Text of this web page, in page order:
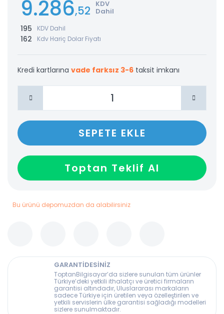
9.286,52 KDV
Dahil
195 KDV Dahil
162 Kdv Hariç Dolar Fiyatı
Kredi kartlarına vade farksız 3-6 taksit imkanı
SEPETE EKLE
Toptan Teklif Al
Bu ürünü depomuzdan da alabilirsiniz
GARANTİDESİNİZ
ToptanBilgisayar’da sizlere sunulan tüm ürünler
Türkiye’deki yetkili ithalatçı ve üretici firmaların
garantisi altındadır, Uluslararası markaların
sadece Türkiye için üretilen veya özelleştirilen ve
yetkili servislerin ülke garantisi sağladığı modelleri
sizlere sunulmaktadır.